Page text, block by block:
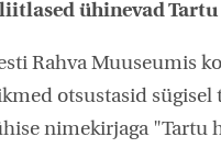
ühinevad Tartu
Rahva Muuseumis
otsustasid sügisel
nimekirjaga "Tartu